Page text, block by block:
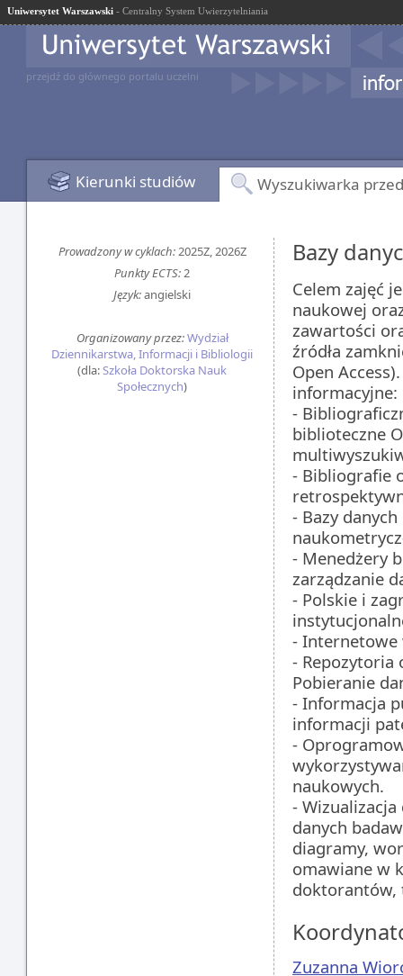
Uniwersytet Warszawski - Centralny System Uwierzytelniania
przejdź do głównego portalu uczelni
Kierunki studiów Wyszukiwarka
Prowadzony w cyklach:2025Z, 2026Z
Punkty ECTS:2
Język:angielski
Organizowany przez:Wydział
Dziennikarstwa, Informacji i Bibliologii
(dla:Szkoła Doktorska Nauk
Społecznych)
Bazy
Celem zajęć
naukowej
zawartości
źródła
Open
informacyjne:
­-
biblioteczne
­- Bibliografie
­- Bazy
­- Menedżery
zarządzanie
­- Polskie i
­- Internetowe
­- Repozytoria
Pobieranie
­- Informacja
informacji
­-
naukowych.
­-
danych
diagramy,
omawiane w
doktorantów,
Zuzanna